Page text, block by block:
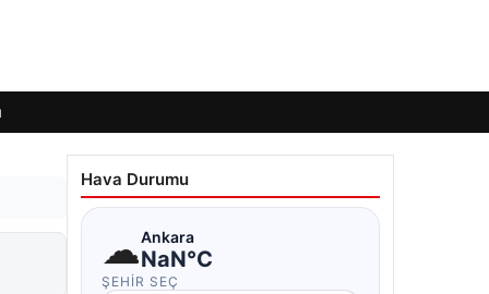
Hava Durumu
☁Ankara
NaN°C
ŞEHIR SEÇ